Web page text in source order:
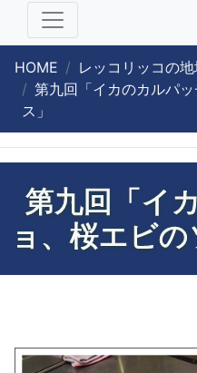
HOME
レッコリッコの
第九回「イカのカルパ
ス」
第九回「イ
ョ、桜エビの